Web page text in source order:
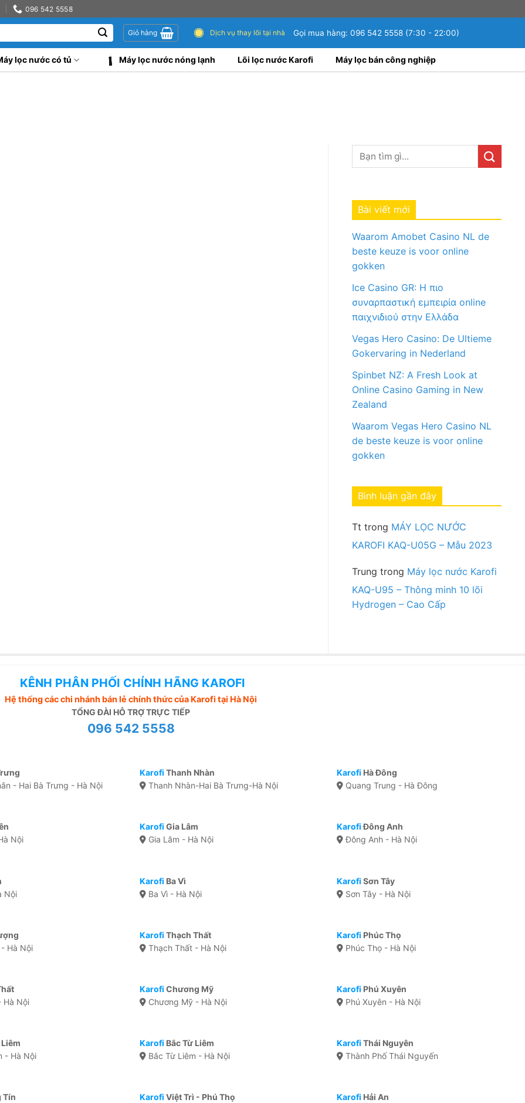
096 542 5558
Giỏ hàng Dịch vụ thay lõi tại nhà Gọi mua hàng: 096 542 5558 (7:30 - 22:00)
lọc nước có tủ Máy lọc nước nóng lạnh Lõi lọc nước Karofi Máy lọc bán công nghiệp
Bài viết mới
Waarom Amobet Casino NL de
beste keuze is voor online
gokken
Ice Casino GR: Η πιο
συναρπαστική εμπειρία online
παιχνιδιού στην Ελλάδα
Vegas Hero Casino: De Ultieme
Gokervaring in Nederland
Spinbet NZ: A Fresh Look at
Online Casino Gaming in New
Zealand
Waarom Vegas Hero Casino NL
de beste keuze is voor online
gokken
Bình luận gần đây
Tt trong MÁY LỌC NƯỚC
KAROFI KAQ-U05G – Mẫu 2023
Trung trong Máy lọc nước Karofi
KAQ-U95 – Thông minh 10 lõi
Hydrogen – Cao Cấp
KÊNH PHÂN PHỐI CHÍNH HÃNG KAROFI
Hệ thống các chi nhánh bán lẻ chính thức của Karofi tại Hà Nội
TỔNG ĐÀI HỖ TRỢ TRỰC TIẾP
096 542 5558
- Hai Bà Trưng - Hà Nội
Karofi Thanh Nhàn
Thanh Nhàn-Hai Bà Trưng-Hà Nội
Karofi Hà Đông
Quang Trung - Hà Đông
Nội
Karofi Gia Lâm
Gia Lâm - Hà Nội
KarofiĐông Anh
Đông Anh - Hà Nội
Nội
Karofi Ba Vì
Ba Vì - Hà Nội
Karofi Sơn Tây
Sơn Tây - Hà Nội
Hà Nội
Karofi Thạch Thất
Thạch Thất - Hà Nội
Karofi Phúc Thọ
Phúc Thọ - Hà Nội
Hà Nội
Karofi Chương Mỹ
Chương Mỹ - Hà Nội
Karofi Phú Xuyên
Phú Xuyên - Hà Nội
- Hà Nội
Karofi Bắc Từ Liêm
Bắc Từ Liêm - Hà Nội
Karofi Thái Nguyên
Thành Phố Thái Nguyến
Tín
Karofi Việt Trì - Phú Thọ
Karofi Hải An